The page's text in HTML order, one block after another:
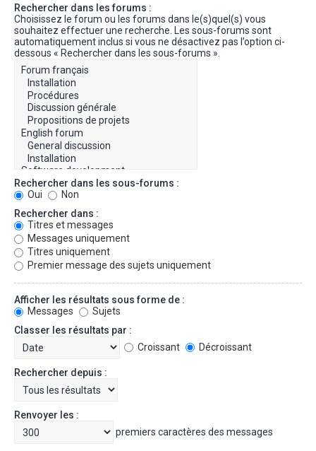
Rechercher dans les forums :
Choisissez le forum ou les forums dans le(s)quel(s) vous
souhaitez effectuer une recherche. Les sous-forums sont
automatiquement inclus si vous ne désactivez pas l’option ci-
dessous « Rechercher dans les sous-forums ».
Rechercher dans les sous-forums :
Oui
Non
Rechercher dans :
Titres et messages
Messages uniquement
Titres uniquement
Premier message des sujets uniquement
Afficher les résultats sous forme de :
Messages
Sujets
Classer les résultats par :
Croissant
Décroissant
Rechercher depuis :
Renvoyer les :
premiers caractères des messages